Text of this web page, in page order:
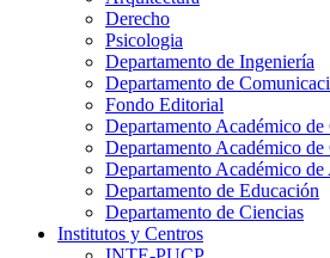
Derecho
Psicologia
Departamento de Ingeniería
Departamento de
Fondo Editorial
Departamento Académico de
Departamento Académico
Departamento Académico
Departamento de Educación
Departamento de Ciencias
Institutos y Centros